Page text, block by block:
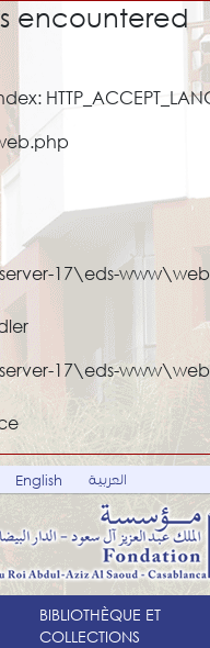
encountered
17\eds-
17\eds-
English العربية
BIBLIOTHÈQUE ET
COLLECTIONS